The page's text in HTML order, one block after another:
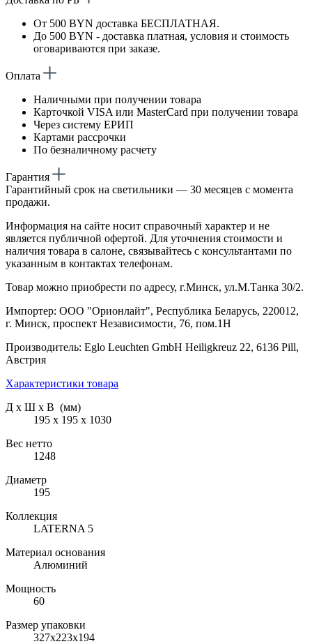
От 500 BYN доставка БЕСПЛАТНАЯ.
До 500 BYN - доставка платная, условия и стоимость
оговариваются при заказе.
Оплата
Наличными при получении товара
Карточкой VISA или MasterCard при получении товара
Через систему ЕРИП
Картами рассрочки
По безналичному расчету
Гарантия
Гарантийный срок на светильники — 30 месяцев с момента
продажи.
Информация на сайте носит справочный характер и не
является публичной офертой. Для уточнения стоимости и
наличия товара в салоне, связывайтесь с консультантами по
указанным в контактах телефонам.
Товар можно приобрести по адресу, г.Минск, ул.М.Танка 30/2.
Импортер: ООО "Орионлайт", Республика Беларусь, 220012,
г. Минск, проспект Независимости, 76, пом.1Н
Производитель: Eglo Leuchten GmbH Heiligkreuz 22, 6136 Pill,
Австрия
Характеристики товара
Д х Ш х В (мм)
195 х 195 х 1030
Вес нетто
1248
Диаметр
195
Коллекция
LATERNA 5
Материал основания
Алюминий
Мощность
60
Размер упаковки
327х223х194